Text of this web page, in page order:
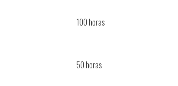
100 horas
50 horas